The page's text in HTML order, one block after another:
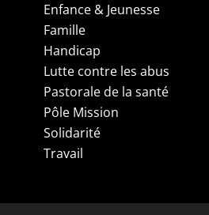
Enfance & Jeunesse
Famille
Handicap
Lutte contre les abus
Pastorale de la santé
Pôle Mission
Solidarité
Travail